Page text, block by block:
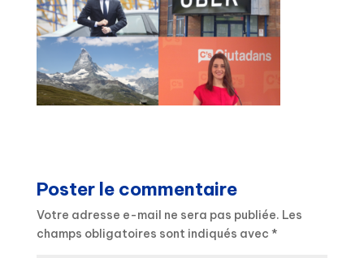
Poster le commentaire
Votre adresse e-mail ne sera pas publiée. Les
champs obligatoires sont indiqués avec *